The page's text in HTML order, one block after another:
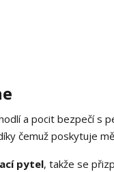
a pocit bezpečí s
čemuž poskytuje
pytel, takže se